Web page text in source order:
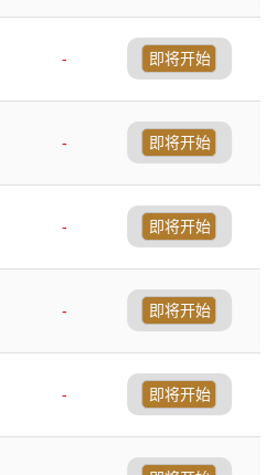
-
即将开始
-
即将开始
-
即将开始
-
即将开始
-
即将开始